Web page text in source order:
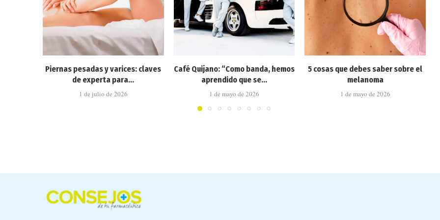
Piernas pesadas y varices: claves
de experta para...
1 de julio de 2026
Café Quijano: “Como banda, hemos
aprendido que se...
1 de mayo de 2026
5 cosas que debes saber sobre el
melanoma
1 de mayo de 2026